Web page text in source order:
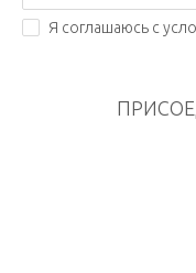
Я соглашаюсь с